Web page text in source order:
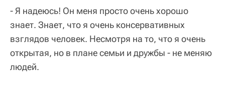
- Я надеюсь! Он меня просто очень хорошо
знает. Знает, что я очень консервативных
взглядов человек. Несмотря на то, что я очень
открытая, но в плане семьи и дружбы - не меняю
людей.